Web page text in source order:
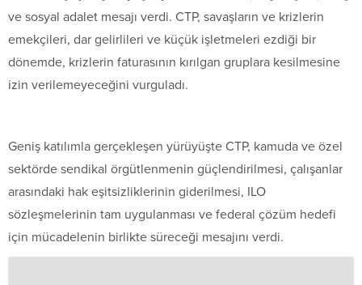
ve sosyal adalet mesajı verdi. CTP, savaşların ve krizlerin
emekçileri, dar gelirlileri ve küçük işletmeleri ezdiği bir
dönemde, krizlerin faturasının kırılgan gruplara kesilmesine
izin verilemeyeceğini vurguladı.
Geniş katılımla gerçekleşen yürüyüşte CTP, kamuda ve özel
sektörde sendikal örgütlenmenin güçlendirilmesi, çalışanlar
arasındaki hak eşitsizliklerinin giderilmesi, ILO
sözleşmelerinin tam uygulanması ve federal çözüm hedefi
için mücadelenin birlikte süreceği mesajını verdi.